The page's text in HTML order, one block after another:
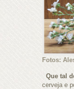
Fotos:
Que tal
cerveja e